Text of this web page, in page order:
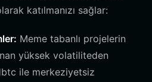
katılmanızı sağlar:
Meme tabanlı projelerin
yüksek volatiliteden
ile merkeziyetsiz